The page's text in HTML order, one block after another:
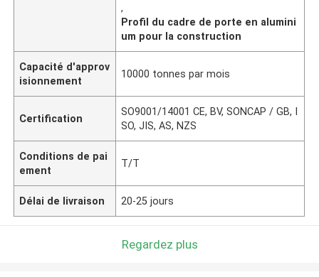
,
Profil du cadre de porte en alumini
um pour la construction
Capacité d'approv
isionnement
10000 tonnes par mois
Certification
SO9001/14001 CE, BV, SONCAP / GB, I
SO, JIS, AS, NZS
Conditions de pai
ement
T/T
Délai de livraison 20-25 jours
Regardez plus